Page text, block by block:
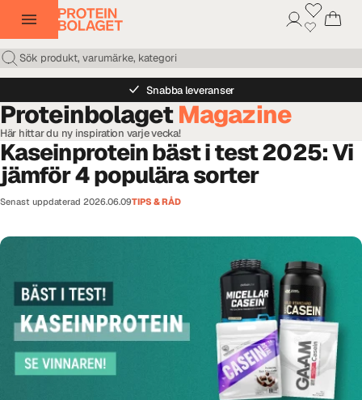
Snabba leveranser
ProteinbolagetMagazine
Här hittar du ny inspiration varje vecka!
Kaseinprotein bäst i test 2025: Vi
jämför 4 populära sorter
Senast uppdaterad 2026.06.09TIPS & RÅD